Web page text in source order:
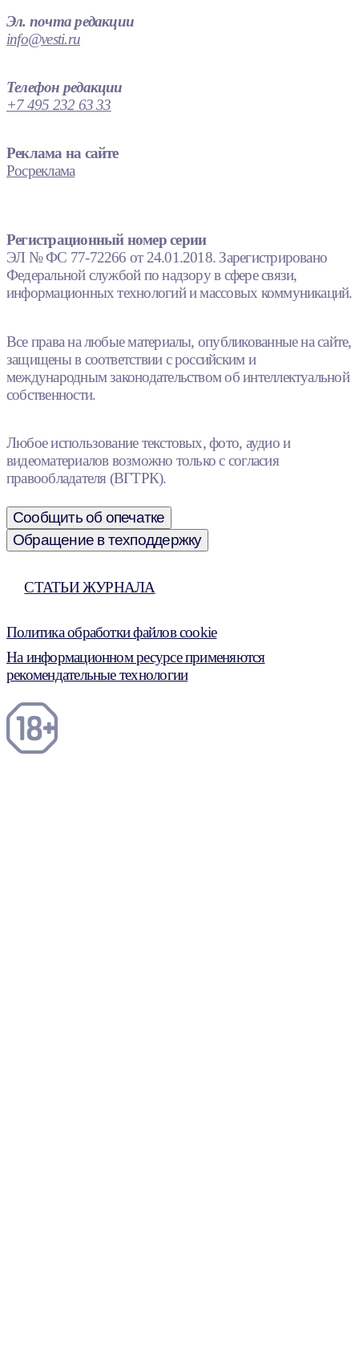
Эл. почта редакции
info@vesti.ru
Телефон редакции
+7 495 232 63 33
Реклама на сайте
Росреклама
Регистрационный номер серии
ЭЛ № ФС 77-72266 от 24.01.2018. Зарегистрировано
Федеральной службой по надзору в сфере связи,
информационных технологий и массовых коммуникаций.
Все права на любые материалы, опубликованные на сайте,
защищены в соответствии с российским и
международным законодательством об интеллектуальной
собственности.
Любое использование текстовых, фото, аудио и
видеоматериалов возможно только с согласия
правообладателя (ВГТРК).
Сообщить об опечатке
Обращение в техподдержку
СТАТЬИ ЖУРНАЛА
Политика обработки файлов cookie
На информационном ресурсе применяются
рекомендательные технологии